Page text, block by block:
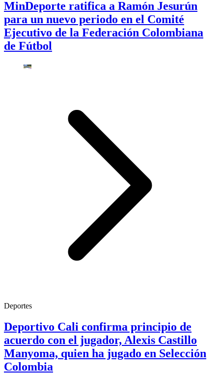
MinDeporte ratifica a Ramón Jesurún
para un nuevo periodo en el Comité
Ejecutivo de la Federación Colombiana
de Fútbol
Deportes
Deportivo Cali confirma principio de
acuerdo con el jugador, Alexis Castillo
Manyoma, quien ha jugado en Selección
Colombia